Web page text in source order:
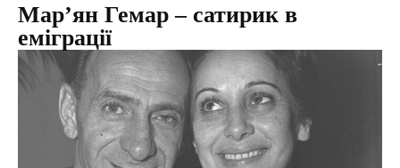
Марʼян Гемар – сатирик в
еміграції